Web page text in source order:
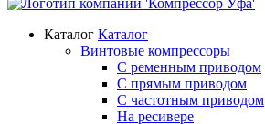
Каталог Каталог
Винтовые компрессоры
С ременным приводом
С прямым приводом
С частотным приводом
На ресивере